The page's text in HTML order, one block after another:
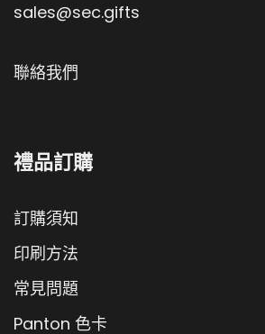
sales@sec.gifts
聯絡我們
禮品訂購
訂購須知
印刷方法
常見問題
Panton 色卡